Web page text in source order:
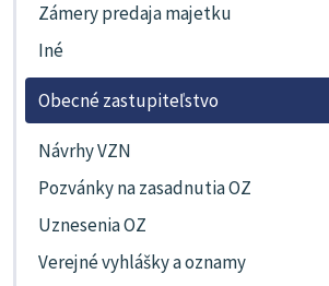
Zámery predaja majetku
Iné
Obecné zastupiteľstvo
Návrhy VZN
Pozvánky na zasadnutia OZ
Uznesenia OZ
Verejné vyhlášky a oznamy